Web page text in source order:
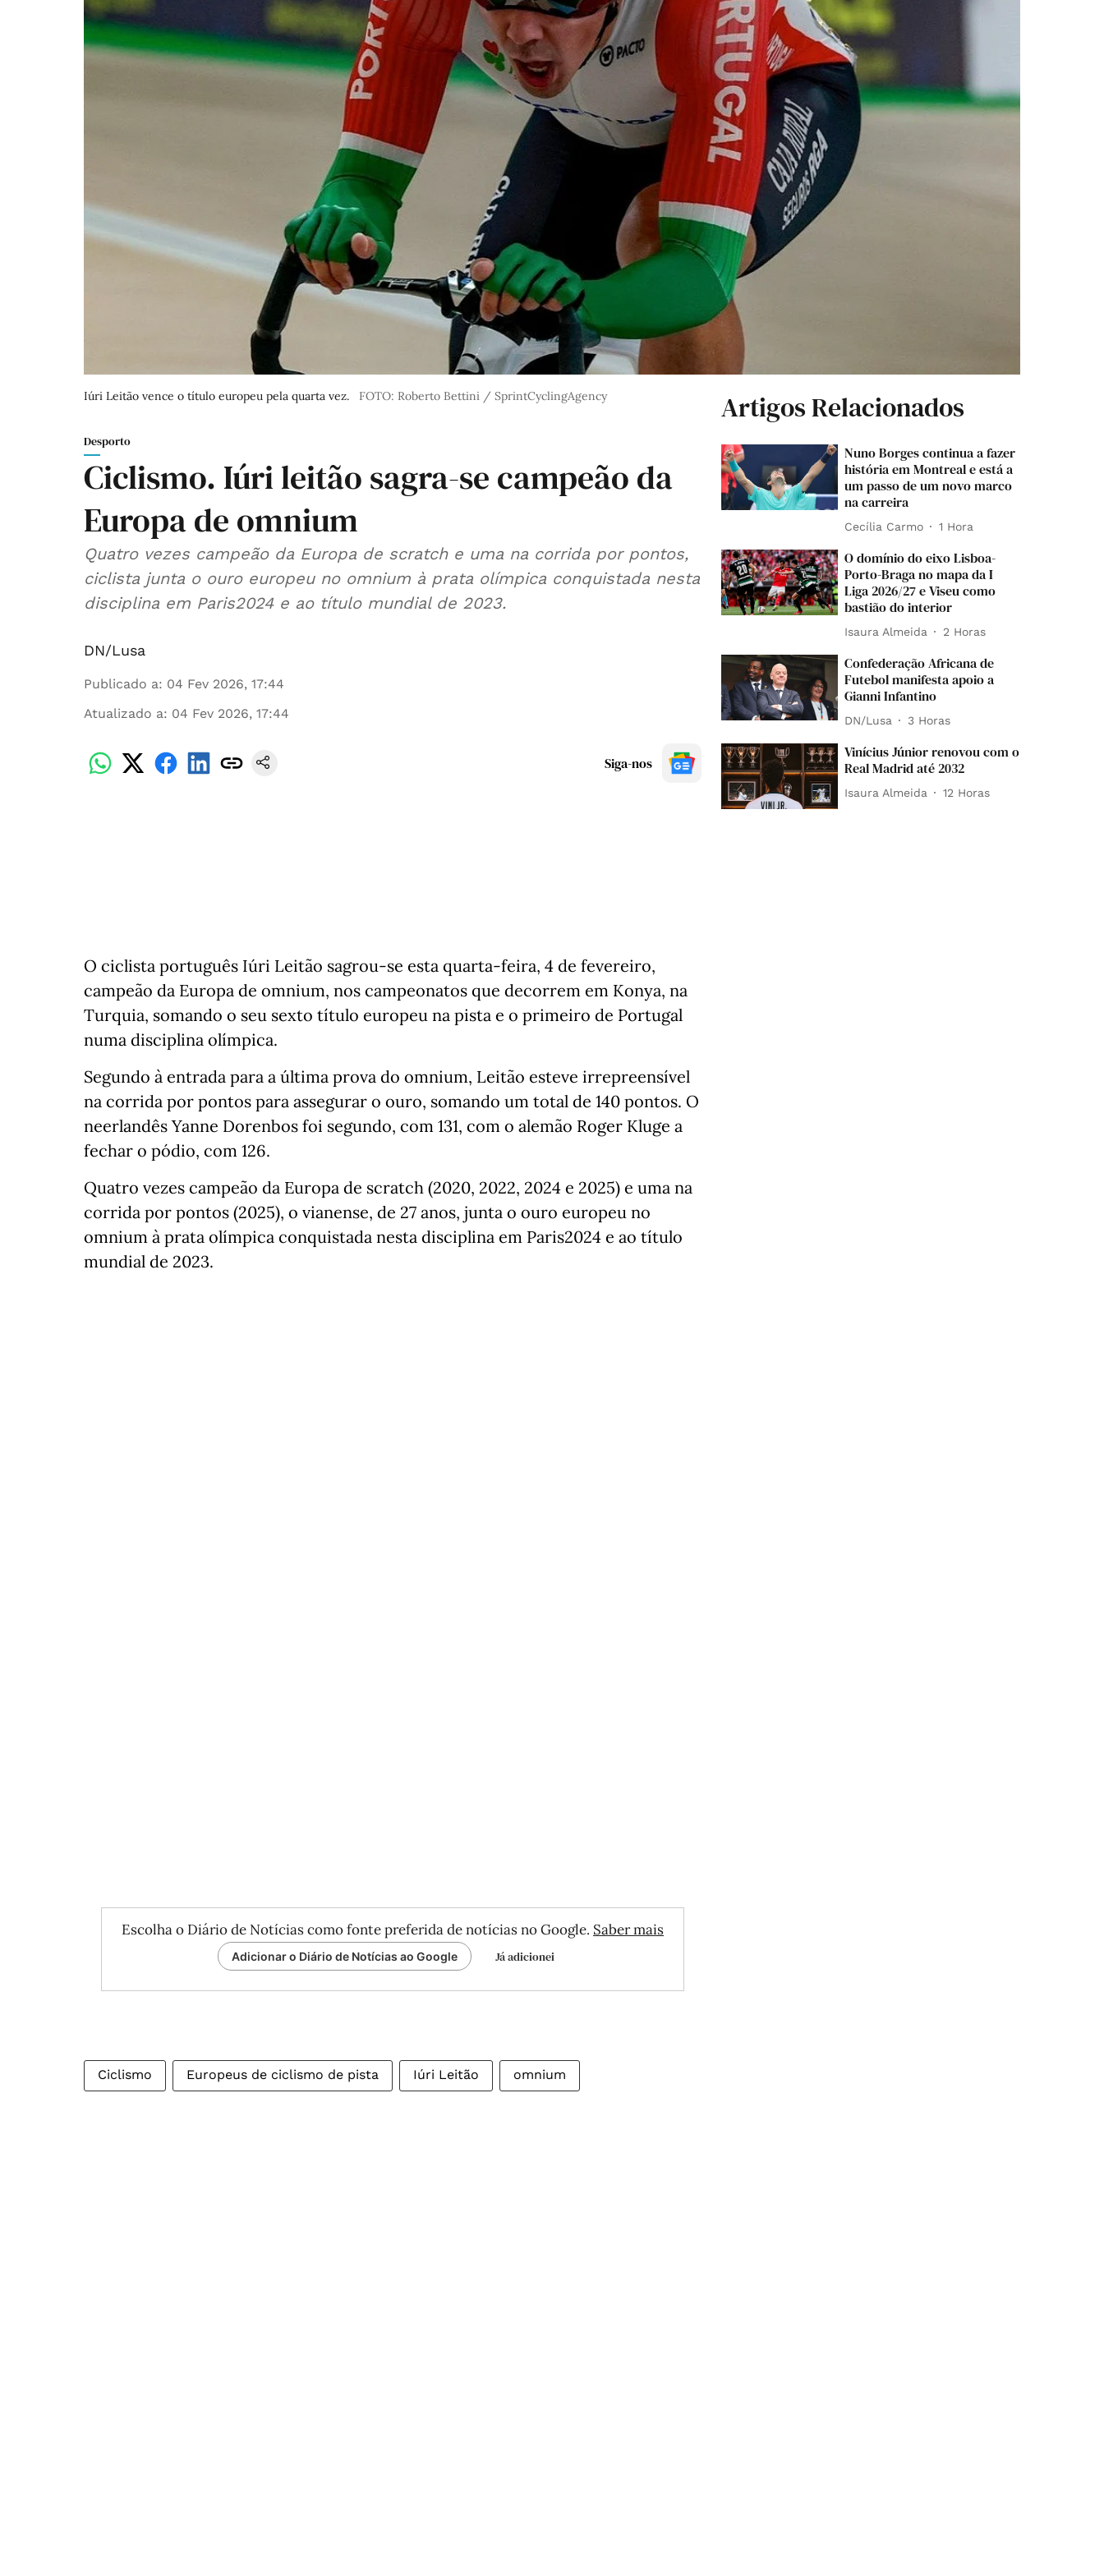
Iúri Leitão vence o título europeu pela quarta vez. FOTO: Roberto Bettini / SprintCyclingAgency
Desporto
Ciclismo. Iúri leitão sagra-se campeão da
Europa de omnium
Quatro vezes campeão da Europa de scratch e uma na corrida por pontos,
ciclista junta o ouro europeu no omnium à prata olímpica conquistada nesta
disciplina em Paris2024 e ao título mundial de 2023.
DN/Lusa
Publicado a: 04 Fev 2026, 17:44
Atualizado a: 04 Fev 2026, 17:44
Siga-nos
O ciclista português Iúri Leitão sagrou-se esta quarta-feira, 4 de fevereiro,
campeão da Europa de omnium, nos campeonatos que decorrem em Konya, na
Turquia, somando o seu sexto título europeu na pista e o primeiro de Portugal
numa disciplina olímpica.
Segundo à entrada para a última prova do omnium, Leitão esteve irrepreensível
na corrida por pontos para assegurar o ouro, somando um total de 140 pontos. O
neerlandês Yanne Dorenbos foi segundo, com 131, com o alemão Roger Kluge a
fechar o pódio, com 126.
Quatro vezes campeão da Europa de scratch (2020, 2022, 2024 e 2025) e uma na
corrida por pontos (2025), o vianense, de 27 anos, junta o ouro europeu no
omnium à prata olímpica conquistada nesta disciplina em Paris2024 e ao título
mundial de 2023.
Escolha o Diário de Notícias como fonte preferida de notícias no Google. Saber mais
Adicionar o Diário de Notícias ao Google Já adicionei
Ciclismo Europeus de ciclismo de pista Iúri Leitão omnium
Artigos Relacionados
Nuno Borges continua a fazer
história em Montreal e está a
um passo de um novo marco
na carreira
Cecília Carmo 1 Hora
O domínio do eixo Lisboa-
Porto-Braga no mapa da I
Liga 2026/27 e Viseu como
bastião do interior
Isaura Almeida 2 Horas
Confederação Africana de
Futebol manifesta apoio a
Gianni Infantino
DN/Lusa 3 Horas
Vinícius Júnior renovou com o
Real Madrid até 2032
Isaura Almeida 12 Horas